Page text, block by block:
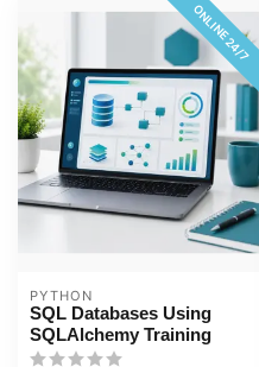
ONLINE 24/7
PYTHON
SQL Databases Using
SQLAlchemy Training